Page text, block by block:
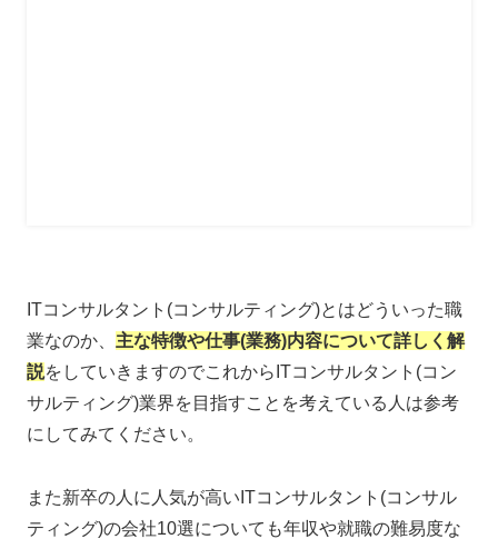
ITコンサルタント(コンサルティング)とはどういった職
業なのか、 主な特徴や仕事(業務)内容について詳しく解
説をしていきますのでこれからITコンサルタント(コン
サルティング)業界を目指すことを考えている人は参考
にしてみてください。
また新卒の人に人気が高いITコンサルタント(コンサル
ティング)の会社10選についても年収や就職の難易度な